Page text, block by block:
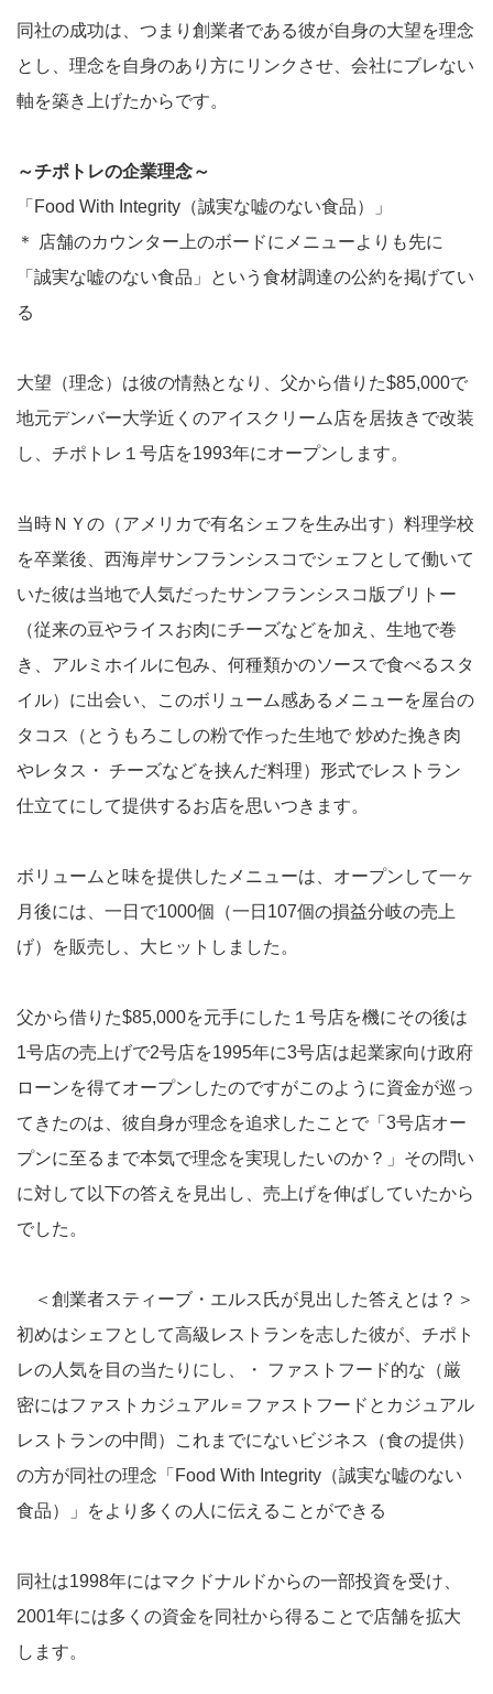
同社の成功は、つまり創業者である彼が自身の大望を理念
とし、理念を自身のあり方にリンクさせ、会社にブレない
軸を築き上げたからです。
～チポトレの企業理念～
「Food With Integrity（誠実な嘘のない食品）」
＊
店舗のカウンター上のボードにメニューよりも先に
「誠実な嘘のない食品」という食材調達の公約を掲げてい
る
大望（理念）は彼の情熱となり、父から借りた$85,000で
地元デンバー大学近くのアイスクリーム店を居抜きで改装
し、チポトレ１号店を1993年にオープンします。
当時ＮＹの（アメリカで有名シェフを生み出す）料理学校
を卒業後、西海岸サンフランシスコでシェフとして働いて
いた彼は当地で人気だったサンフランシスコ版ブリトー
（従来の豆やライスお肉にチーズなどを加え、生地で巻
き、アルミホイルに包み、何種類かのソースで食べるスタ
イル）に出会い、このボリューム感あるメニューを屋台の
タコス（とうもろこしの粉で作った生地で 炒めた挽き肉
やレタス・ チーズなどを挟んだ料理）形式でレストラン
仕立てにして提供するお店を思いつきます。
ボリュームと味を提供したメニューは、オープンして一ヶ
月後には、一日で1000個（一日107個の損益分岐の売上
げ）を販売し、大ヒットしました。
父から借りた$85,000を元手にした１号店を機にその後は
1号店の売上げで2号店を1995年に3号店は起業家向け政府
ローンを得てオープンしたのですがこのように資金が巡っ
てきたのは、彼自身が理念を追求したことで「3号店オー
プンに至るまで本気で理念を実現したいのか？」その問い
に対して以下の答えを見出し、売上げを伸ばしていたから
でした。
＜創業者スティーブ・エルス氏が見出した答えとは？＞
初めはシェフとして高級レストランを志した彼が、チポト
レの人気を目の当たりにし、・
ファストフード的な（厳
密にはファストカジュアル＝ファストフードとカジュアル
レストランの中間）これまでにないビジネス（食の提供）
の方が同社の理念「Food With Integrity（誠実な嘘のない
食品）」をより多くの人に伝えることができる
同社は1998年にはマクドナルドからの一部投資を受け、
2001年には多くの資金を同社から得ることで店舗を拡大
します。